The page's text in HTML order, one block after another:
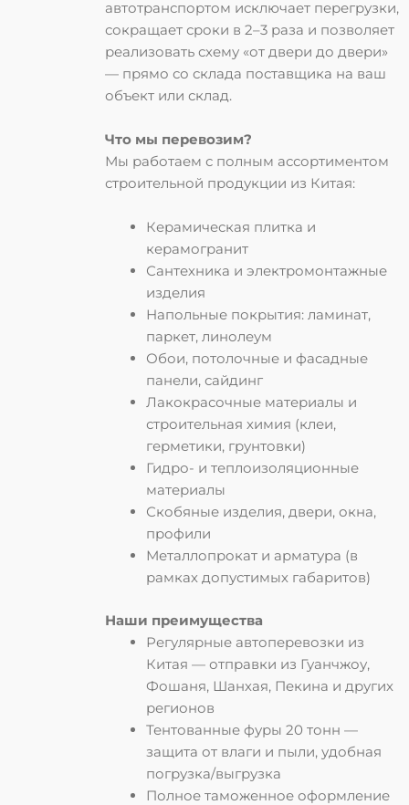
автотранспортом исключает перегрузки,
сокращает сроки в 2–3 раза и позволяет
реализовать схему «от двери до двери»
— прямо со склада поставщика на ваш
объект или склад.
Что мы перевозим?
Мы работаем с полным ассортиментом
строительной продукции из Китая:
Керамическая плитка и
керамогранит
Сантехника и электромонтажные
изделия
Напольные покрытия: ламинат,
паркет, линолеум
Обои, потолочные и фасадные
панели, сайдинг
Лакокрасочные материалы и
строительная химия (клеи,
герметики, грунтовки)
Гидро- и теплоизоляционные
материалы
Скобяные изделия, двери, окна,
профили
Металлопрокат и арматура (в
рамках допустимых габаритов)
Наши преимущества
Регулярные автоперевозки из
Китая — отправки из Гуанчжоу,
Фошаня, Шанхая, Пекина и других
регионов
Тентованные фуры 20 тонн —
защита от влаги и пыли, удобная
погрузка/выгрузка
Полное таможенное оформление